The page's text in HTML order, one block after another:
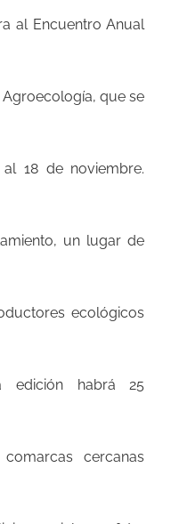
al Encuentro Anual
que se
18 de noviembre.
un lugar de
ecológicos
edición habrá 25
cercanas